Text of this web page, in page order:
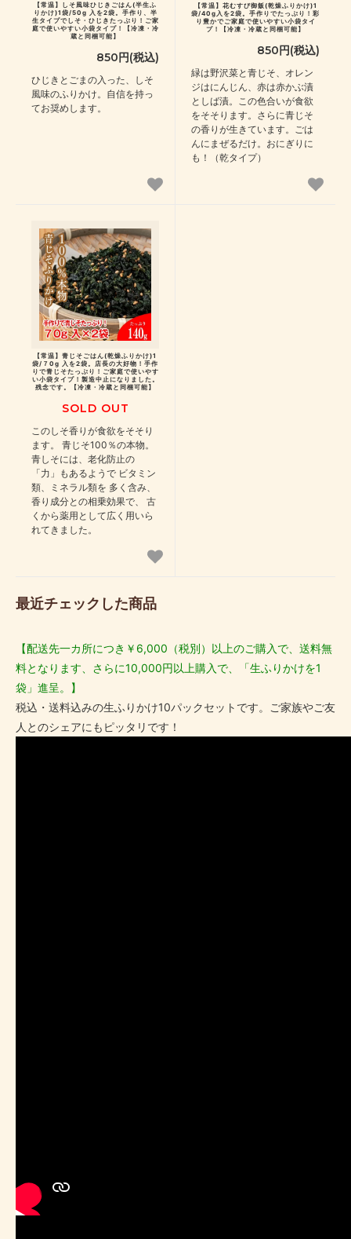
【常温】しそ風味ひじきごはん(半生ふ
りかけ)1袋/50g 入を2袋。手作り、半
生タイプでしそ・ひじきたっぷり！ご家
庭で使いやすい小袋タイプ！【冷凍・冷
蔵と同梱可能】
850円(税込)
ひじきとごまの入った、しそ
風味のふりかけ。自信を持っ
てお奨めします。
【常温】花むすび御飯(乾燥ふりかけ)1
袋/40g入を2袋。手作りでたっぷり！彩
り豊かでご家庭で使いやすい小袋タイ
プ！【冷凍・冷蔵と同梱可能】
850円(税込)
緑は野沢菜と青じそ、オレン
ジはにんじん、赤は赤かぶ漬
としば漬。この色合いが食欲
をそそります。さらに青じそ
の香りが生きています。ごは
んにまぜるだけ。おにぎりに
も！（乾タイプ）
【常温】青じそごはん(乾燥ふりかけ)1
袋/７0g 入を2袋。店長の大好物！手作
りで青じそたっぷり！ご家庭で使いやす
い小袋タイプ！製造中止になりました。
残念です。【冷凍・冷蔵と同梱可能】
SOLD OUT
このしそ香りが食欲をそそり
ます。 青じそ100％の本物。
青しそには、老化防止の
「力」もあるようで ビタミン
類、ミネラル類を 多く含み、
香り成分との相乗効果で、 古
くから薬用として広く用いら
れてきました。
最近チェックした商品
【配送先一カ所につき￥6,000（税別）以上のご購入で、送料無
料となります、さらに10,000円以上購入で、「生ふりかけを1
袋」進呈。】
税込・送料込みの生ふりかけ10パックセットです。ご家族やご友
人とのシェアにもピッタリです！